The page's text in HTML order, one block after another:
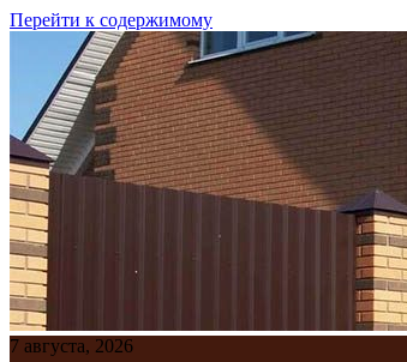
Перейти к содержимому
7 августа, 2026